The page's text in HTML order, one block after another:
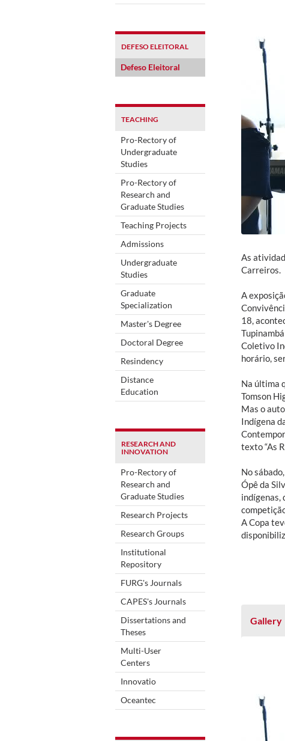
DEFESO ELEITORAL
Defeso Eleitoral
TEACHING
Pro-Rectory of
Undergraduate
Studies
Pro-Rectory of
Research and
Graduate Studies
Teaching Projects
Admissions
Undergraduate
Studies
Graduate
Specialization
Master's Degree
Doctoral Degree
Resindency
Distance
Education
RESEARCH AND
INNOVATION
Pro-Rectory of
Research and
Graduate Studies
Research Projects
Research Groups
Institutional
Repository
FURG's Journals
CAPES's Journals
Dissertations and
Theses
Multi-User
Centers
Innovatio
Oceantec
As
Carreiros.
A
18,
Coletivo
horário,
Na última
Tomson
Mas o
Indígena
texto “As
No
Ópê da
indígenas,
A Copa
Gallery